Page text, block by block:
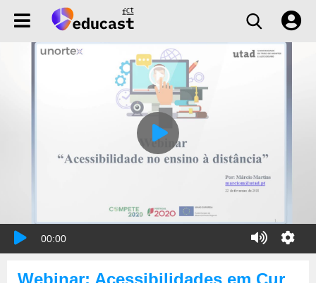
00:00